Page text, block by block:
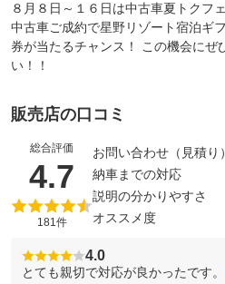
８月８日～１６日は中古車夏トクフ
中古車ご成約で星野リゾート宿泊ギ
券が当たるチャンス！ この機会にぜ
い！！
販売店の口コミ
総合評価
4.7 （5点満点
181件
お問い合わせ（見積り）
納車までの対応
説明の分かりやすさ
オススメ度
4.0
とても親切で対応が良かったです。